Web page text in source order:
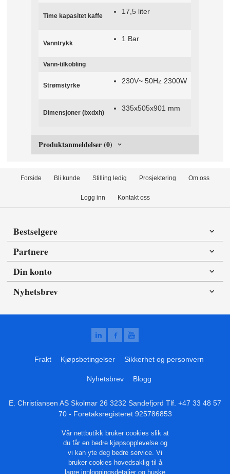
Time kapasitet kaffe
17,5 liter
Vanntrykk
1 Bar
Vann-tilkobling
Strømstyrke
230V~ 50Hz 2300W
Dimensjoner (bxdxh)
335x505x901 mm
Produktanmeldelser (0)
Forside Bli kunde Stilling ledig Prosjektering Om oss
Logg inn Kontakt oss
Bestselgere
Partnere
Din konto
Nyhetsbrev
Frakt Kjøpsbetingelser Sikkerhet og personvern
Nyhetsbrev Blogg
E. Christiansen AS Skolmar 26 3232 Sandefjord Tlf. +47 33 48 57
70- Foretaksregisteret 925786853
Vår nettbutikk bruker cookies slik at
du får en bedre kjøpsopplevelse og
vi kan yte deg bedre service. Vi
bruker cookies hovedsaklig til å
lagre innloggingsdetaljer og huske